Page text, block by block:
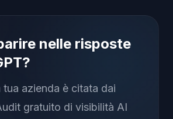
nelle risposte
tua azienda è citata dai
gratuito di visibilità AI